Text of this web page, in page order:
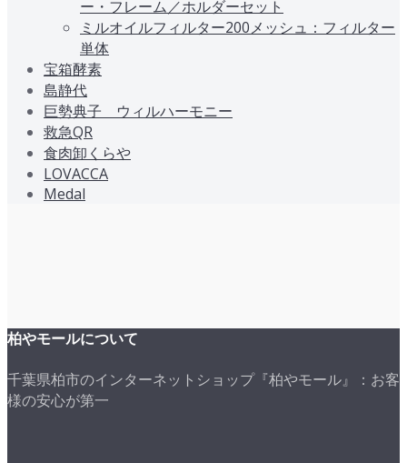
ー・フレーム／ホルダーセット
ミルオイルフィルター200メッシュ：フィルター
単体
宝箱酵素
島静代
巨勢典子 ウィルハーモニー
救急QR
食肉卸くらや
LOVACCA
Medal
柏やモールについて
千葉県柏市のインターネットショップ『柏やモール』：お客
様の安心が第一